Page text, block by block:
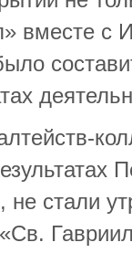
вместе с
не стали